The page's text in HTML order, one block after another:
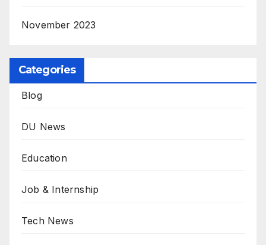
November 2023
Categories
Blog
DU News
Education
Job & Internship
Tech News